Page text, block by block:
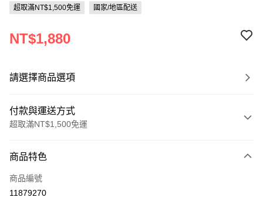
超取滿NT$1,500免運 國家/地區配送
NT$1,880
請選擇商品選項
付款與運送方式
超取滿NT$1,500免運
信用卡一次付款
信用卡分期付款
商品特色
商品編號
11879270